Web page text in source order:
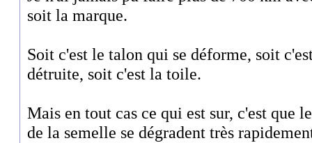
soit la marque.
Soit c'est le talon qui se déforme, soit
détruite, soit c'est la toile.
Mais en tout cas ce qui est sur, c'est que
de la semelle se dégradent très